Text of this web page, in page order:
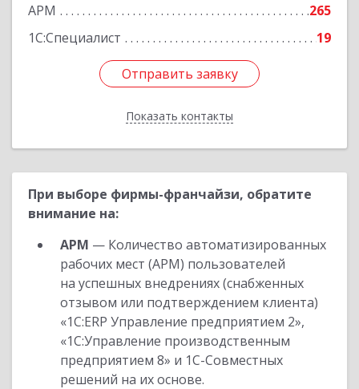
АРМ
265
1С:Специалист
19
Отправить заявку
Показать контакты
Подробнее
Отправить заявку
Назад
При выборе фирмы-франчайзи, обратите
внимание на:
АРМ — Количество автоматизированных
рабочих мест (АРМ) пользователей
на успешных внедрениях (снабженных
отзывом или подтверждением клиента)
«1С:ERP Управление предприятием 2»,
«1С:Управление производственным
предприятием 8» и 1С-Совместных
решений на их основе.